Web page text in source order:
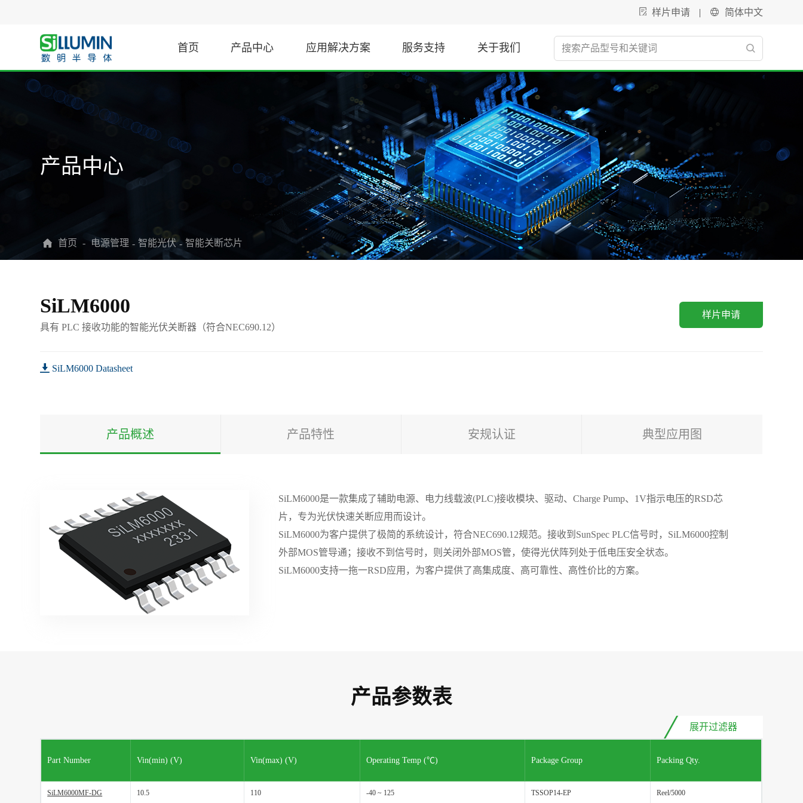
样片申请 | 简体中文
首页 产品中心
隔离驱动
电机驱动
直流电机
信号与接口
数字隔离器
非隔离接口
隔离接口
隔离采样
电源管理
TEC控制器 智能光伏
智能关断芯片
智能优化芯片
开关电源
升压开关稳压器
降压开关稳压器
电荷泵
开关电源控制器
商业照明
应用解决方案
汽车电子空调压缩机
汽车车载充电机与电源
直流充电桩芯片选型
伺服变频驱动
新能源
逆变器
移动储能-电池 PACK 解决方案
储能电池包及双向电源
家用工商业储能电池包系统
服务支持 关于我们
产品中心
首页 - 电源管理 - 智能光伏 - 智能关断芯片
SiLM6000
具有 PLC 接收功能的智能光伏关断器（符合NEC690.12）
样片申请
SiLM6000 Datasheet
产品概述 产品特性 安规认证 典型应用图
SiLM6000是一款集成了辅助电源、电力线载波(PLC)接收模块、驱动、Charge Pump、1V指示电压的RSD芯
片，专为光伏快速关断应用而设计。
SiLM6000为客户提供了极简的系统设计，符合NEC690.12规范。接收到SunSpec PLC信号时，SiLM6000控制
外部MOS管导通；接收不到信号时，则关闭外部MOS管，使得光伏阵列处于低电压安全状态。
SiLM6000支持一拖一RSD应用，为客户提供了高集成度、高可靠性、高性价比的方案。
产品参数表
展开过滤器
Part Number Vin(min) (V) Vin(max) (V) Operating Temp (℃) Package Group Packing Qty.
SiLM6000MF-DG 10.5 110 -40 ~ 125 TSSOP14-EP Reel/5000